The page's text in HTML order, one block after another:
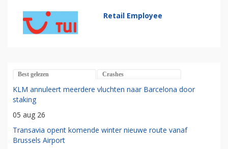
Retail Employee
Best gelezen Crashes
KLM annuleert meerdere vluchten naar Barcelona door
staking
05 aug 26
Transavia opent komende winter nieuwe route vanaf
Brussels Airport